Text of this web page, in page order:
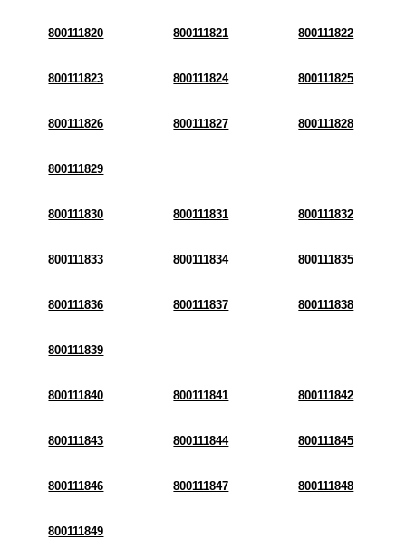
800111820 800111821 800111822
800111823 800111824 800111825
800111826 800111827 800111828
800111829
800111830 800111831 800111832
800111833 800111834 800111835
800111836 800111837 800111838
800111839
800111840 800111841 800111842
800111843 800111844 800111845
800111846 800111847 800111848
800111849